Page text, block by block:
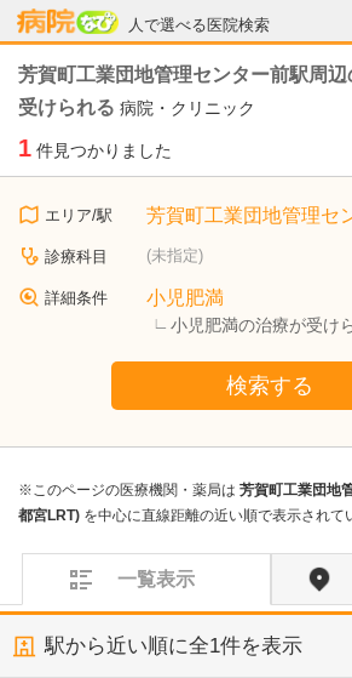
人で選べる医院検索
病院なび
芳賀町工業団地管理センター前駅周
受けられる 病院・クリニック
1 件見つかりました
エリア/駅 芳賀町工業団地管理セ
診療科目 (未指定)
詳細条件 小児肥満
小児肥満の治療が受け
検索する
※このページの医療機関・薬局は 芳賀町工業団地
都宮LRT) を中心に直線距離の近い順で表示されて
一覧表示
駅から近い順に全1件を表示